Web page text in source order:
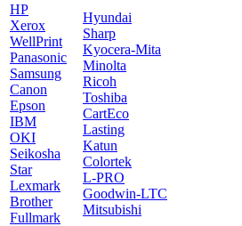
HP
Xerox
WellPrint
Panasonic
Samsung
Canon
Epson
IBM
OKI
Seikosha
Star
Lexmark
Brother
Fullmark
Hyundai
Sharp
Kyocera-Mita
Minolta
Ricoh
Toshiba
CartEco
Lasting
Katun
Colortek
L-PRO
Goodwin-LTC
Mitsubishi